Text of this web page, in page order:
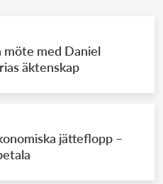
möte med Daniel
äktenskap
jätteflopp –